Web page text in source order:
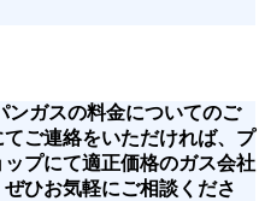
ンガスの料金についてのご
ご連絡をいただければ、プ
プにて適正価格のガス会社
ひお気軽にご相談くださ